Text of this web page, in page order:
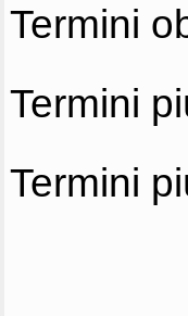
Termini
Termini
Termini